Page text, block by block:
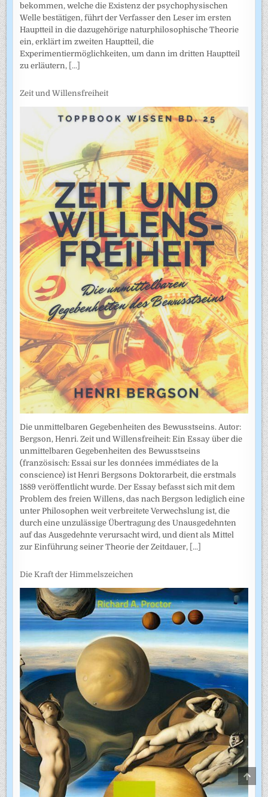
bekommen, welche die Existenz der psychophysischen
Welle bestätigen, führt der Verfasser den Leser im ersten
Hauptteil in die dazugehörige naturphilosophische Theorie
ein, erklärt im zweiten Hauptteil, die
Experimentiermöglichkeiten, um dann im dritten Hauptteil
zu erläutern, [...]
Zeit und Willensfreiheit
Die unmittelbaren Gegebenheiten des Bewusstseins. Autor:
Bergson, Henri. Zeit und Willensfreiheit: Ein Essay über die
unmittelbaren Gegebenheiten des Bewusstseins
(französisch: Essai sur les données immédiates de la
conscience) ist Henri Bergsons Doktorarbeit, die erstmals
1889 veröffentlicht wurde. Der Essay befasst sich mit dem
Problem des freien Willens, das nach Bergson lediglich eine
unter Philosophen weit verbreitete Verwechslung ist, die
durch eine unzulässige Übertragung des Unausgedehnten
auf das Ausgedehnte verursacht wird, und dient als Mittel
zur Einführung seiner Theorie der Zeitdauer, [...]
Die Kraft der Himmelszeichen
TO
TOP